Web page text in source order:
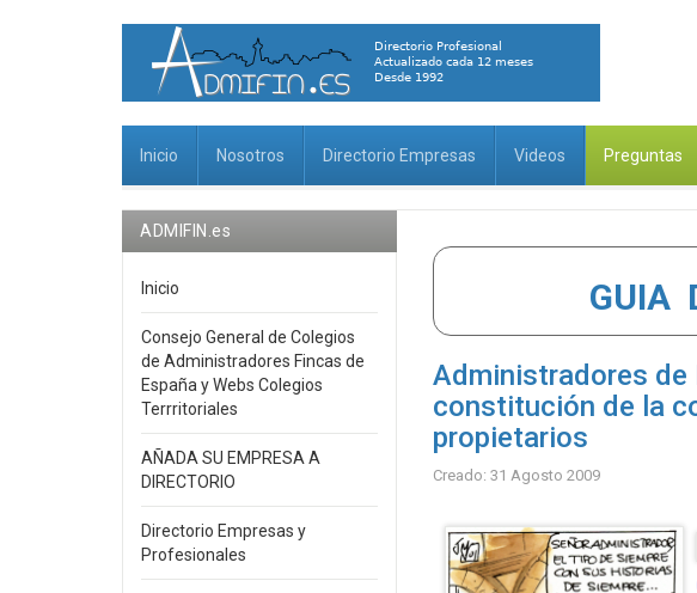
Inicio Nosotros Directorio Empresas Videos Preguntas
GUIA
Administradores de
constitución de la
propietarios
Creado: 31 Agosto 2009
ADMIFIN.es
Inicio
Consejo General de Colegios
de Administradores Fincas de
España y Webs Colegios
Terrritoriales
AÑADA SU EMPRESA A
DIRECTORIO
Directorio Empresas y
Profesionales